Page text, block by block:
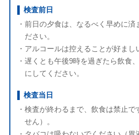
検査前日
・前日の夕食は、なるべく早めに済
ださい。
・アルコールは控えることが好まし
・遅くとも午後9時を過ぎたら飲食
にしてください。
検査当日
・検査が終わるまで、飲食は禁止で
せん）。